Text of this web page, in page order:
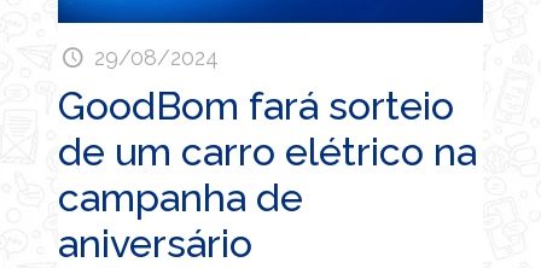
29/08/2024
GoodBom fará sorteio
de um carro elétrico na
campanha de
aniversário